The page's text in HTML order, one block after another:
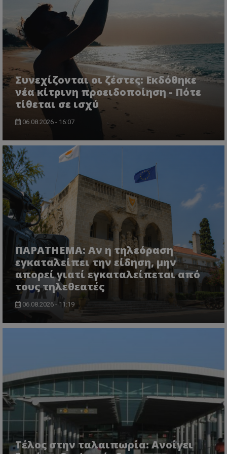
Συνεχίζονται οι ζέστες: Εκδόθηκε
νέα κίτρινη προειδοποίηση - Πότε
τίθεται σε ισχύ
06.08.2026 - 16:07
ΠΑΡΑTHEMA: Αν η τηλεόραση
εγκαταλείπει την είδηση, μην
απορεί γιατί εγκαταλείπεται από
τους τηλεθεατές
06.08.2026 - 11:19
Τέλος στην ταλαιπωρία: Ανοίγει
msToken
CookieScriptConsent
CookieScript
www.tothemaonline.com
usprivacy